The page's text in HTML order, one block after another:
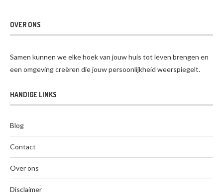
OVER ONS
Samen kunnen we elke hoek van jouw huis tot leven brengen en
een omgeving creëren die jouw persoonlijkheid weerspiegelt.
HANDIGE LINKS
Blog
Contact
Over ons
Disclaimer